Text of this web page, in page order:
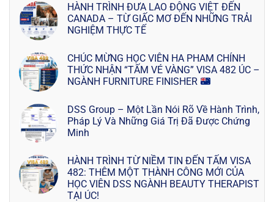
HÀNH TRÌNH ĐƯA LAO ĐỘNG VIỆT ĐẾN
CANADA – TỪ GIẤC MƠ ĐẾN NHỮNG TRẢI
NGHIỆM THỰC TẾ
CHÚC MỪNG HỌC VIÊN HA PHAM CHÍNH
THỨC NHẬN “TẤM VÉ VÀNG” VISA 482 ÚC –
NGÀNH FURNITURE FINISHER
DSS Group – Một Lần Nói Rõ Về Hành Trình,
Pháp Lý Và Những Giá Trị Đã Được Chứng
Minh
HÀNH TRÌNH TỪ NIỀM TIN ĐẾN TẤM VISA
482: THÊM MỘT THÀNH CÔNG MỚI CỦA
HỌC VIÊN DSS NGÀNH BEAUTY THERAPIST
TẠI ÚC!